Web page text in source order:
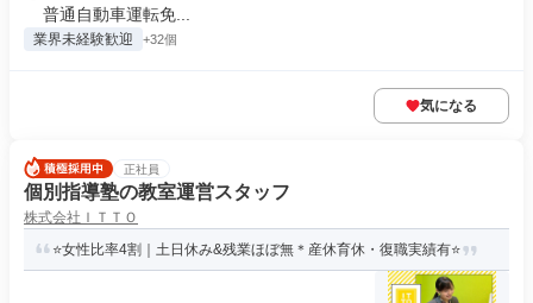
普通自動車運転免...
業界未経験歓迎 +32個
気になる
正社員
個別指導塾の教室運営スタッフ
株式会社ＩＴＴＯ
⭐女性比率4割｜土日休み&残業ほぼ無＊産休育休・復職実績有⭐